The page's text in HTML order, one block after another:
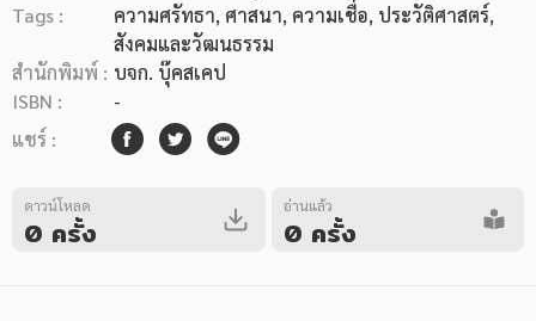
หมวดหมู่ยอดนิยม
หนังสือออกใหม่ หนังสือยอดนิยม
หนังสือเสียง
โปรโมชั่นลดราคา
Tags :
ความศรัทธา, ศาสนา, ความเชื่อ, ประวัติศาสตร์,
สังคมและวัฒนธรรม
สำนักพิมพ์ : บจก. บุ๊คสเคป
ISBN :
-
แชร์ :
ดาวน์โหลด
0 ครั้ง
อ่านแล้ว
0 ครั้ง